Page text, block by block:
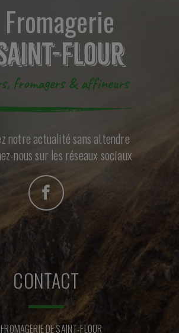
fromagers & affineurs
notre actualité sans attendre
nous sur les réseaux sociaux
CONTACT
DE SAINT-FLOUR